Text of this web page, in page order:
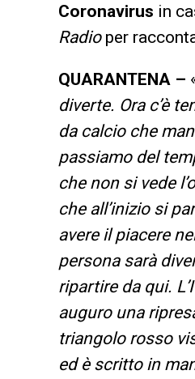
Coronavirus in
Radioper
QUARANTENA –
diverte. Ora c’è
da calcio che
passiamo del
che non si vede
che all’inizio si
avere il piacere
persona sarà
ripartire da qui.
auguro una
triangolo rosso
ed è scritto in